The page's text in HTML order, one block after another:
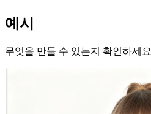
예시
무엇을 만들 수 있는지 확인하세요